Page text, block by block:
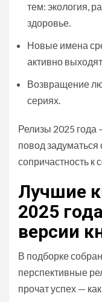
тем: экология,
здоровье.
Новые имена
активно
Возвращение
сериях.
Релизы 2025 года
повод
сопричастность
Лучшие
2025
версии
В подборке
перспективные
прочат успех —